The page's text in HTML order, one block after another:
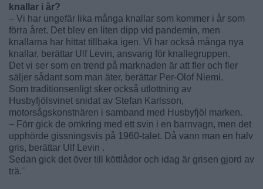
knallar i år?
– Vi har ungefär lika många knallar som kommer i år som
förra året. Det blev en liten dipp vid pandemin, men
knallarna har hittat tillbaka igen. Vi har också många nya
knallar, berättar Ulf Levin, ansvarig för knallegruppen.
Det vi ser som en trend på marknaden är att fler och fler
säljer sådant som man äter, berättar Per-Olof Niemi.
Som traditionsenligt sker också utlottning av
Husbyfjölsvinet snidat av Stefan Karlsson,
motorsågskonstnären i samband med Husbyfjöl marken.
– Förr gick de omkring med ett svin i en barnvagn, men det
upphörde gissningsvis på 1960-talet. Då vann man en halv
gris, berättar Ulf Levin .
Sedan gick det över till köttlådor och idag är grisen gjord av
trä.¨